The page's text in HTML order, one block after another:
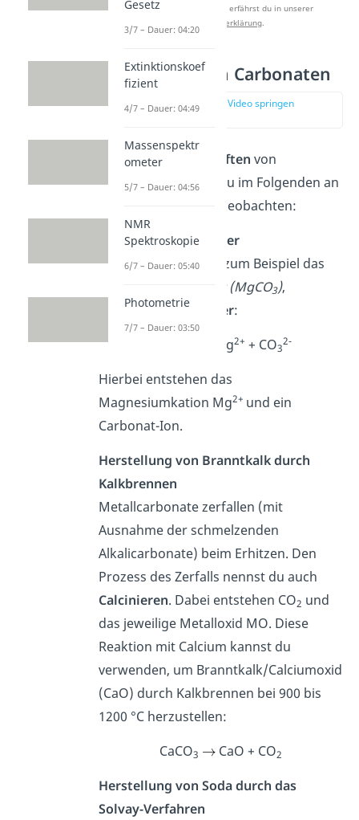
zu verbessern. Mehr dazu erfährst du in unserer
Datenschutzerklärung.
Reaktionen von Carbonaten
zur Stelle im Video springen
(02:12)
Einige derEigenschaften von
Carbonaten kannst du im Folgenden an
beobachten:
Dissoziation in Wasser
Alkalicarbonate, wie zum Beispiel das
Magnesiumcarbonat (MgCO3),
dissoziieren inWasser:
Mg2+ + CO3
2-
Hierbei entstehen das
Magnesiumkation Mg2+ und ein
Carbonat-Ion.
Herstellung von Branntkalk durch
Kalkbrennen
Metallcarbonate zerfallen (mit
Ausnahme der schmelzenden
Alkalicarbonate) beim Erhitzen. Den
Prozess des Zerfalls nennst du auch
Calcinieren. Dabei entstehen CO2 und
das jeweilige Metalloxid MO. Diese
Reaktion mit Calcium kannst du
verwenden, um Branntkalk/Calciumoxid
(CaO) durch Kalkbrennen bei 900 bis
1200 °C herzustellen:
CaCO3 CaO + CO2
Herstellung von Soda durch das
Solvay-Verfahren
Gesetz
3/7 – Dauer: 04:20
Extinktionskoef
fizient
4/7 – Dauer: 04:49
Massenspektr
ometer
5/7 – Dauer: 04:56
NMR
Spektroskopie
6/7 – Dauer: 05:40
Photometrie
7/7 – Dauer: 03:50